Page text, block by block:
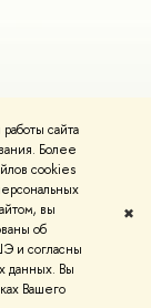
сайта
Более
cookies
вы
об
и согласны
данных. Вы
Вашего
✖
использования
сайта
дизайна НИУ ВШЭ